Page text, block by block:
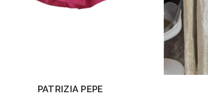
PATRIZIA PEPE